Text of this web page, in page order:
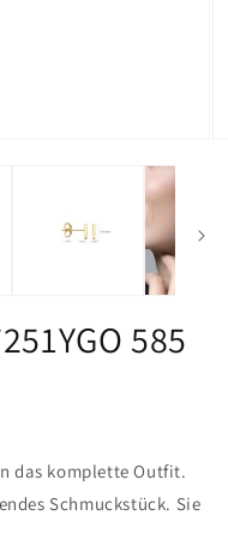
585
das komplette Outfit.
Schmuckstück. Sie